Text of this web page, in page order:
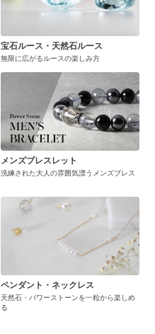
宝石ルース・天然石ルース
無限に広がるルースの楽しみ方
メンズブレスレット
洗練された大人の雰囲気漂うメンズブレス
ペンダント・ネックレス
天然石・パワーストーンを一粒から楽しめ
る